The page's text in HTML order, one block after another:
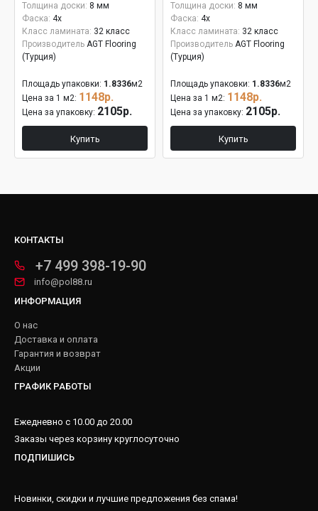
Толщина доски: 8 мм
Фаска: 4x
Класс ламината: 32 класс
Производитель AGT Flooring
(Турция)
Площадь упаковки: 1.8336м2
Цена за 1 м2: 1148р.
Цена за упаковку: 2105р.
Купить
Толщина доски: 8 мм
Фаска: 4x
Класс ламината: 32 класс
Производитель AGT Flooring
(Турция)
Площадь упаковки: 1.8336м2
Цена за 1 м2: 1148р.
Цена за упаковку: 2105р.
Купить
КОНТАКТЫ
+7 499 398-19-90
info@pol88.ru
ИНФОРМАЦИЯ
О нас
Доставка и оплата
Гарантия и возврат
Акции
ГРАФИК РАБОТЫ
Ежедневно с 10.00 до 20.00
Заказы через корзину круглосуточно
ПОДПИШИСЬ
Новинки, скидки и лучшие предложения без спама!